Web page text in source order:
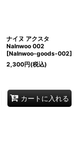
ナイヌ アクスタ
NaInwoo 002
[NaInwoo-goods-002]
2,300円(税込)
カートに入れる